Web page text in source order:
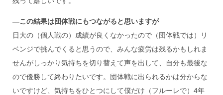
―この結果は団体戦にもつながると思いますが
日大の（個人戦の）成績が良くなかったので（団体戦では）リ
ベンジで挑んでくると思うので、みんな疲労は残るかもしれま
せんがしっかり気持ちを切り替えて声を出して、自分も最後な
ので優勝して終わりたいです。団体戦に出られるかは分からな
いですけど、気持ちをひとつにして僕だけ（フルーレで）4年